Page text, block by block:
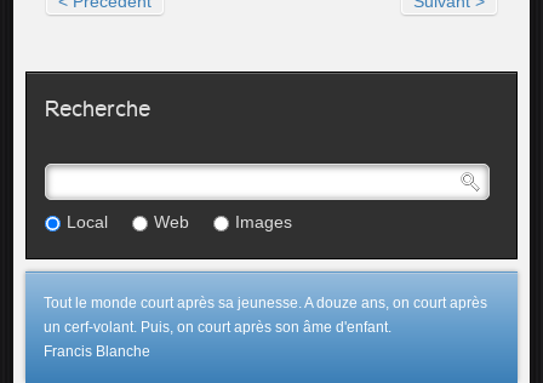
Recherche
Local Web Images
Tout le monde court après sa jeunesse. A douze ans, on court après
un cerf-volant. Puis, on court après son âme d'enfant.
Francis Blanche